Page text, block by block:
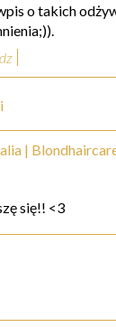
o takich
|
się!! <3